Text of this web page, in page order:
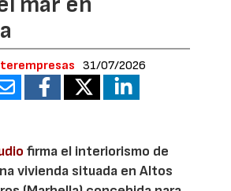
31/07/2026
firma el interiorismo de
vivienda situada en Altos